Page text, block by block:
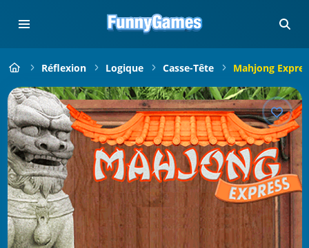
Réflexion Logique Casse-Tête Mahjong